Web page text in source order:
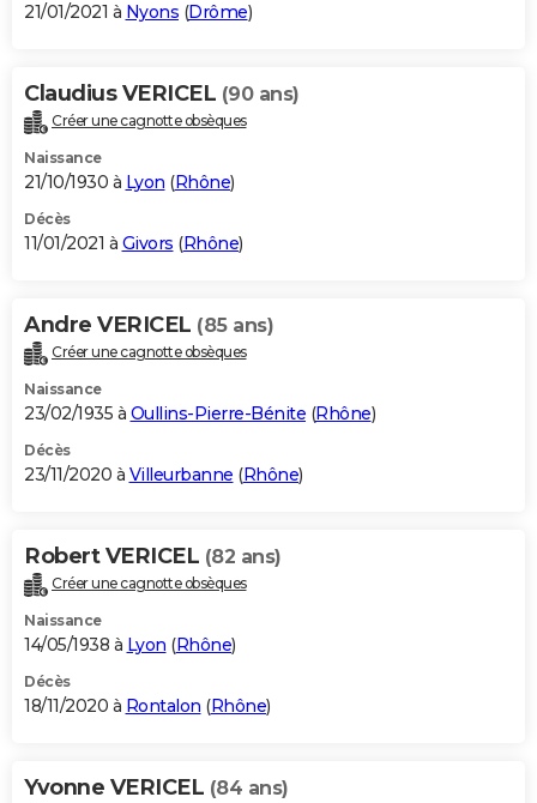
21/01/2021 à Nyons (Drôme)
Claudius VERICEL (90 ans)
Créer une cagnotte obsèques
Naissance
21/10/1930 à Lyon (Rhône)
Décès
11/01/2021 à Givors (Rhône)
Andre VERICEL (85 ans)
Créer une cagnotte obsèques
Naissance
23/02/1935 à Oullins-Pierre-Bénite (Rhône)
Décès
23/11/2020 à Villeurbanne (Rhône)
Robert VERICEL (82 ans)
Créer une cagnotte obsèques
Naissance
14/05/1938 à Lyon (Rhône)
Décès
18/11/2020 à Rontalon (Rhône)
Yvonne VERICEL (84 ans)